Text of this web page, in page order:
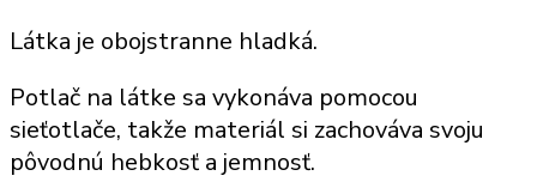
Látka je obojstranne hladká.
Potlač na látke sa vykonáva pomocou
sieťotlače, takže materiál si zachováva svoju
pôvodnú hebkosť a jemnosť.